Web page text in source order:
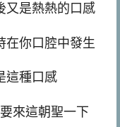
又是熱熱的口感
在你口腔中發生
這種口感
來這朝聖一下